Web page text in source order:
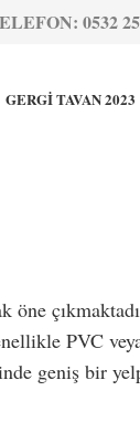
0532
GERGİ TAVAN 2023
PVC
geniş bir